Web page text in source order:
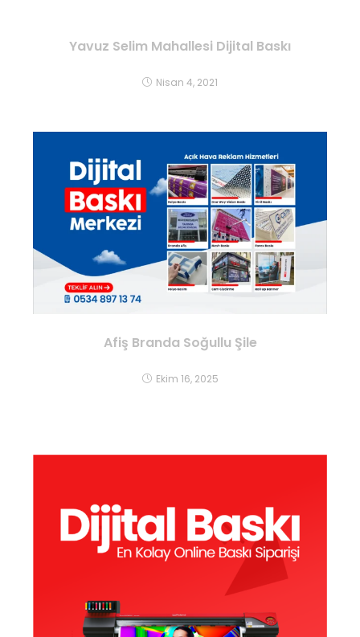
Yavuz Selim Mahallesi Dijital Baskı
Nisan 4, 2021
Afiş Branda Soğullu Şile
Ekim 16, 2025